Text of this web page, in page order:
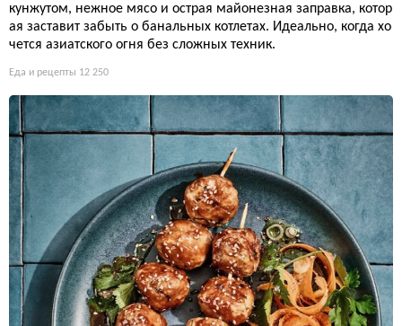
кунжутом, нежное мясо и острая майонезная заправка, котор
ая заставит забыть о банальных котлетах. Идеально, когда хо
чется азиатского огня без сложных техник.
Еда и рецепты 12 250